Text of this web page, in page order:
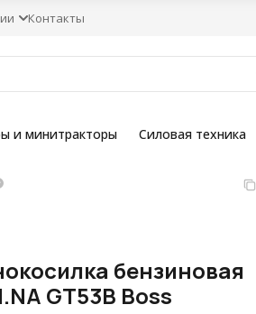
Контакты
и минитракторы Силовая техника
бензиновая
GT53B Boss